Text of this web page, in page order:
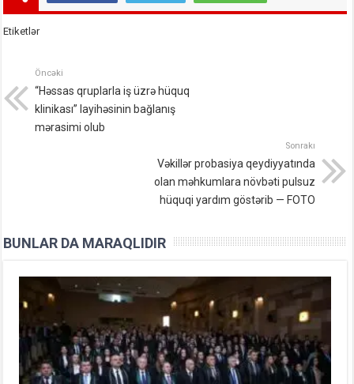
Etiketlər
Öncəki
“Həssas qruplarla iş üzrə hüquq
klinikası” layihəsinin bağlanış
mərasimi olub
Sonrakı
Vəkillər probasiya qeydiyyatında
olan məhkumlara növbəti pulsuz
hüquqi yardım göstərib — FOTO
BUNLAR DA MARAQLIDIR